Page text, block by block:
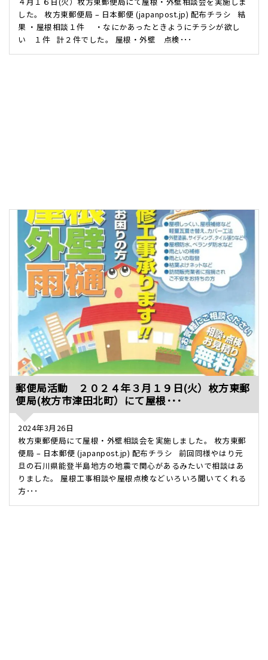
した。 枚方東郵便局 – 日本郵便 (japanpost.jp) 配布チラシ 結
果 ・屋根相談１件 ・なにかあったときようにチラシが欲し
い １件 計２件でした。 屋根・外壁 点検･･･
郵便局活動 ２０２４年３月１９日(火）枚方東郵
便局(枚方市津田北町）にて屋根･･･
2024年3月26日
枚方東郵便局にて屋根・外壁相談会を実施しました。 枚方東郵
便局 – 日本郵便 (japanpost.jp) 配布チラシ 前回同様やはり元
旦の石川県能登半島地方の地震で関心があるみたいで相談はあ
りました。 屋根工事相談や屋根点検などいろいろ聞いてくれる
方･･･